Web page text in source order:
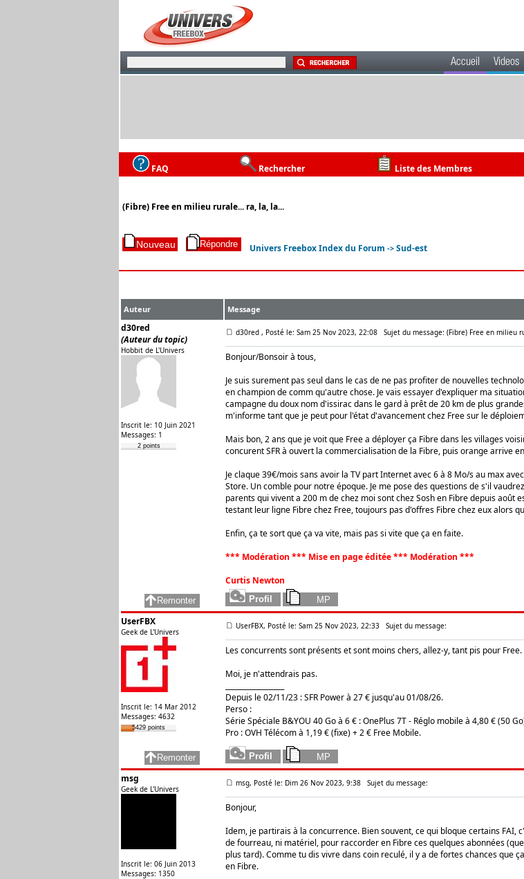
Accueil Videos
FAQ Rechercher Liste des Membres
(Fibre) Free en milieu rurale... ra, la, la...
Univers Freebox Index du Forum -> Sud-est
Auteur Message
d30red
(Auteur du topic)
Hobbit de L'Univers
Inscrit le: 10 Juin 2021
Messages: 1
2 points
d30red , Posté le: Sam 25 Nov 2023, 22:08 Sujet du message: (Fibre) Free en milieu
Bonjour/Bonsoir à tous,
Je suis surement pas seul dans le cas de ne pas profiter de nouvelles
en champion de comm qu'autre chose. Je vais essayer d'expliquer ma
campagne du doux nom d'issirac dans le gard à prêt de 20 km de plus
m'informe tant que je peut pour l'état d'avancement chez Free sur le
Mais bon, 2 ans que je voit que Free a déployer ça Fibre dans les villages
concurent SFR à ouvert la commercialisation de la Fibre, puis orange arrive
Je claque 39€/mois sans avoir la TV part Internet avec 6 à 8 Mo/s au max
Store. Un comble pour notre époque. Je me pose des questions de s'il
parents qui vivent a 200 m de chez moi sont chez Sosh en Fibre depuis
testant leur ligne Fibre chez Free, toujours pas d'offres Fibre chez eux alors
Enfin, ça te sort que ça va vite, mais pas si vite que ça en faite.
*** Modération *** Mise en page éditée *** Modération ***
Curtis Newton
UserFBX
Geek de L'Univers
Inscrit le: 14 Mar 2012
Messages: 4632
5429 points
UserFBX, Posté le: Sam 25 Nov 2023, 22:33 Sujet du message:
Les concurrents sont présents et sont moins chers, allez-y, tant pis pour Free.
Moi, je n'attendrais pas.
Depuis le 02/11/23 : SFR Power à 27 € jusqu'au 01/08/26.
Perso :
Série Spéciale B&YOU 40 Go à 6 € : OnePlus 7T - Réglo mobile à 4,80 € (50
Pro : OVH Télécom à 1,19 € (fixe) + 2 € Free Mobile.
msg
Geek de L'Univers
Inscrit le: 06 Juin 2013
Messages: 1350
msg, Posté le: Dim 26 Nov 2023, 9:38 Sujet du message:
Bonjour,
Idem, je partirais à la concurrence. Bien souvent, ce qui bloque certains
de fourreau, ni matériel, pour raccorder en Fibre ces quelques abonnées
plus tard). Comme tu dis vivre dans coin reculé, il y a de fortes chances que
en Fibre.